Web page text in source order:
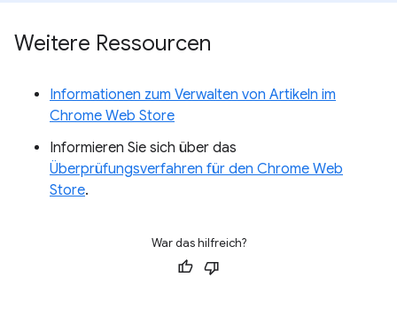
Weitere Ressourcen
Informationen zum Verwalten von Artikeln im
Chrome Web Store
Informieren Sie sich über das
Überprüfungsverfahren für den Chrome Web
Store.
War das hilfreich?